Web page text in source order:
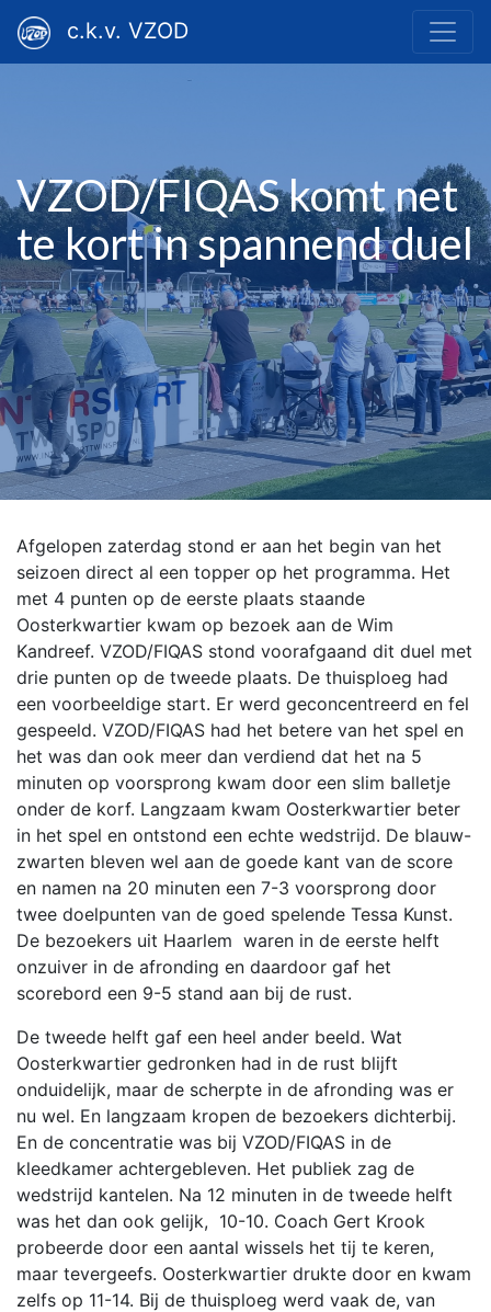
c.k.v. VZOD
VZOD/FIQAS komt net
te kort in spannend duel
Afgelopen zaterdag stond er aan het begin van het
seizoen direct al een topper op het programma. Het
met 4 punten op de eerste plaats staande
Oosterkwartier kwam op bezoek aan de Wim
Kandreef. VZOD/FIQAS stond voorafgaand dit duel met
drie punten op de tweede plaats. De thuisploeg had
een voorbeeldige start. Er werd geconcentreerd en fel
gespeeld. VZOD/FIQAS had het betere van het spel en
het was dan ook meer dan verdiend dat het na 5
minuten op voorsprong kwam door een slim balletje
onder de korf. Langzaam kwam Oosterkwartier beter
in het spel en ontstond een echte wedstrijd. De blauw-
zwarten bleven wel aan de goede kant van de score
en namen na 20 minuten een 7-3 voorsprong door
twee doelpunten van de goed spelende Tessa Kunst.
De bezoekers uit Haarlem waren in de eerste helft
onzuiver in de afronding en daardoor gaf het
scorebord een 9-5 stand aan bij de rust.
De tweede helft gaf een heel ander beeld. Wat
Oosterkwartier gedronken had in de rust blijft
onduidelijk, maar de scherpte in de afronding was er
nu wel. En langzaam kropen de bezoekers dichterbij.
En de concentratie was bij VZOD/FIQAS in de
kleedkamer achtergebleven. Het publiek zag de
wedstrijd kantelen. Na 12 minuten in de tweede helft
was het dan ook gelijk, 10-10. Coach Gert Krook
probeerde door een aantal wissels het tij te keren,
maar tevergeefs. Oosterkwartier drukte door en kwam
zelfs op 11-14. Bij de thuisploeg werd vaak de, van